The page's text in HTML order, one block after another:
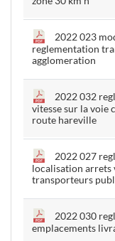
2022 023
reglementation
agglomeration
2022 032
vitesse sur la voie
route hareville
2022 027
localisation arrets
transporteurs
2022 030
emplacements